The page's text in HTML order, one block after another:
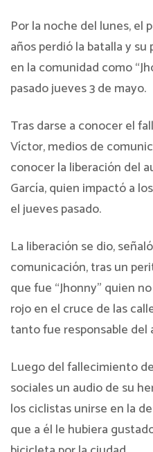
Por la noche del lunes, el
años perdió la batalla y
en la comunidad como
pasado jueves 3 de mayo.
Tras darse a conocer el
Víctor, medios de
conocer la liberación del
García, quien impactó a
el jueves pasado.
La liberación se dio,
comunicación, tras un
que fue “Jhonny” quien
rojo en el cruce de las
tanto fue responsable del
Luego del fallecimiento
sociales un audio de su
los ciclistas unirse en la
que a él le hubiera